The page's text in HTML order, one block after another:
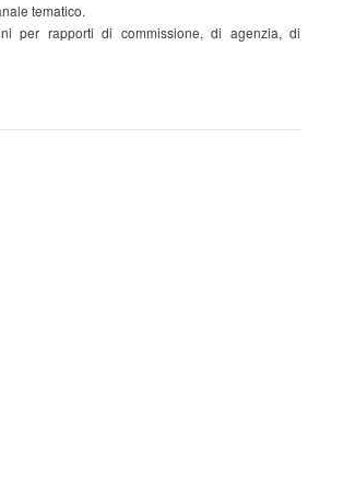
tematico.
per rapporti di commissione, di agenzia, di